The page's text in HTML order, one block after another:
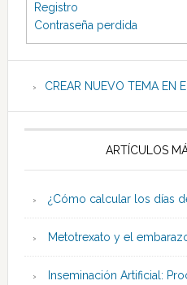
Registro
Contraseña perdida
CREAR NUEVO TEMA EN
ARTÍCULOS
¿Cómo calcular los días
Metotrexato y el
Inseminación Artificial: